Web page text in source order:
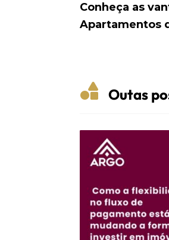
Conheça as
Apartamentos
 Outas